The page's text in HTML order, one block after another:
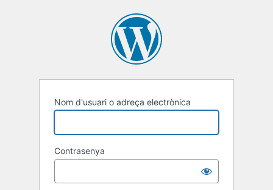
Nom d'usuari o adreça electrònica
Contrasenya